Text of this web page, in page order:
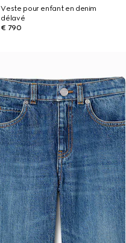
Veste pour enfant en denim
délavé
€ 790